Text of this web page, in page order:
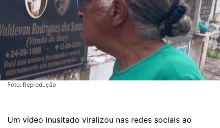
Foto: Reprodução
Um vídeo inusitado viralizou nas redes sociais ao